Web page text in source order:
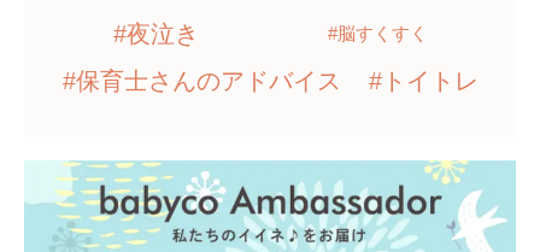
#夜泣き #脳すくすく
#保育士さんのアドバイス #トイトレ